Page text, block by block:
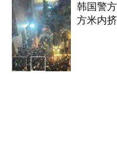
国际
韩国警
方米内